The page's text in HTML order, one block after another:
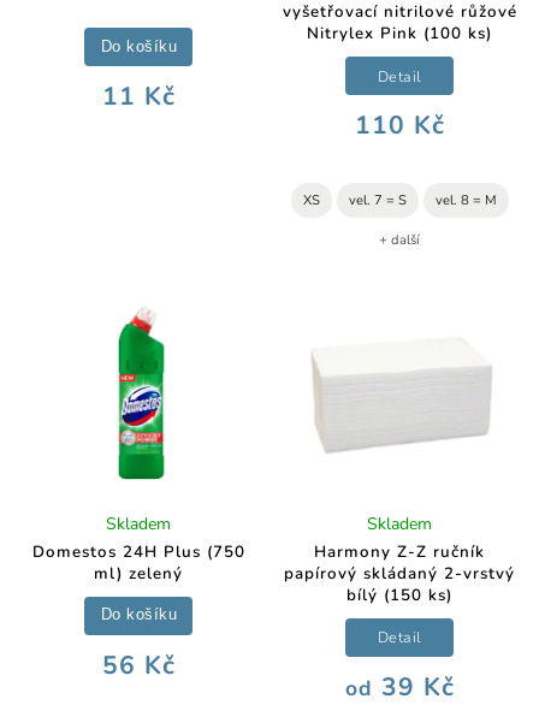
11 Kč
Do košíku
vyšetřovací nitrilové růžové
Nitrylex Pink (100 ks)
110 Kč
Detail
XS vel. 7 = S vel. 8 = M
+ další
Domestos 24H Plus (750
ml) zelený
Skladem
56 Kč
Do košíku
Harmony Z-Z ručník
papírový skládaný 2-vrstvý
bílý (150 ks)
Skladem
od 39 Kč
Detail